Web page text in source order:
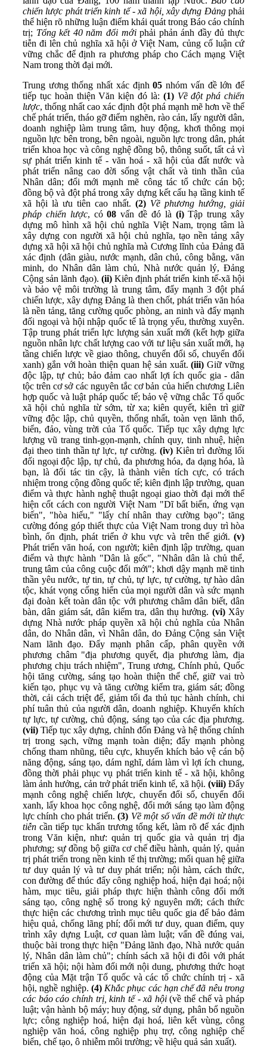
chiến lược phát triển kinh tế - xã hội, xây dựng Đảngphải
thể hiện rõ những luận điểm khái quát trong Báo cáo chính
trị; Tổng kết 40 năm đổi mớiphải phản ánh đầy đủ thực
tiễn đi lên chủ nghĩa xã hội ở Việt Nam, củng cố luận cứ
vững chắc để định ra phương pháp cho Cách mạng Việt
Nam trong thời đại mới.
Trung ương thống nhất xác định05 nhóm vấn đề lớn để
tiếp tục hoàn thiện Văn kiện đó là: (1) Về đột phá chiến
lược, thống nhất cao xác định đột phá mạnh mẽ hơn về thể
chế phát triển, tháo gỡ điểm nghẽn, rào cản, lấy người dân,
doanh nghiệp làm trung tâm, huy động, khơi thông mọi
nguồn lực bên trong, bên ngoài, nguồn lực trong dân, phát
triển khoa học và công nghệ đồng bộ, thông suốt, tất cả vì
sự phát triển kinh tế - văn hoá - xã hội của đất nước và
phát triển nâng cao đời sống vật chất và tinh thần của
Nhân dân; đổi mới mạnh mẽ công tác tổ chức cán bộ;
đồng bộ và đột phá trong xây dựng kết cấu hạ tầng kinh tế
xã hội là ưu tiên cao nhất. (2) Về phương hướng, giải
pháp chiến lược, có08vấn đề đó là (i)Tập trung xây
dựng mô hình xã hội chủ nghĩa Việt Nam, trọng tâm là
xây dựng con người xã hội chủ nghĩa, tạo nền tảng xây
dựng xã hội xã hội chủ nghĩa mà Cương lĩnh của Đảng đã
xác định (dân giàu, nước mạnh, dân chủ, công bằng, văn
minh, do Nhân dân làm chủ, Nhà nước quản lý, Đảng
Cộng sản lãnh đạo). (ii)Kiên định phát triển kinh tế-xã hội
và bảo vệ môi trường là trung tâm, đẩy mạnh 3 đột phá
chiến lược, xây dựng Đảng là then chốt, phát triển văn hóa
là nền tảng, tăng cường quốc phòng, an ninh và đẩy mạnh
đối ngoại và hội nhập quốc tế là trọng yếu, thường xuyên.
Tập trung phát triển lực lượng sản xuất mới (kết hợp giữa
nguồn nhân lực chất lượng cao với tư liệu sản xuất mới, hạ
tầng chiến lược về giao thông, chuyển đổi số, chuyển đổi
xanh) gắn với hoàn thiện quan hệ sản xuất.(iii) Giữ vững
độc lập, tự chủ; bảo đảm cao nhất lợi ích quốc gia - dân
tộc trên cơ sở các nguyên tắc cơ bản của hiến chương Liên
hợp quốc và luật pháp quốc tế; bảo vệ vững chắc Tổ quốc
xã hội chủ nghĩa từ sớm, từ xa; kiên quyết, kiên trì giữ
vững độc lập, chủ quyền, thống nhất, toàn vẹn lãnh thổ,
biển, đảo, vùng trời của Tổ quốc. Tiếp tục xây dựng lực
lượng vũ trang tinh-gọn-mạnh, chính quy, tinh nhuệ, hiện
đại theo tinh thần tự lực, tự cường. (iv)Kiên trì đường lối
đối ngoại độc lập, tự chủ, đa phương hóa, đa dạng hóa, là
bạn, là đối tác tin cậy, là thành viên tích cực, có trách
nhiệm trong cộng đồng quốc tế; kiên định lập trường, quan
điểm và thực hành nghệ thuật ngoại giao thời đại mới thể
hiện cốt cách con người Việt Nam "Dĩ bất biến, ứng vạn
biến", "hòa hiếu," "lấy chí nhân thay cường bạo"; tăng
cường đóng góp thiết thực của Việt Nam trong duy trì hòa
bình, ổn định, phát triển ở khu vực và trên thế giới. (v)
Phát triển văn hoá, con người; kiên định lập trường, quan
điểm và thực hành "Dân là gốc", "Nhân dân là chủ thể,
trung tâm của công cuộc đổi mới"; khơi dậy mạnh mẽ tinh
thần yêu nước, tự tin, tự chủ, tự lực, tự cường, tự hào dân
tộc, khát vọng cống hiến của mọi người dân và sức mạnh
đại đoàn kết toàn dân tộc với phương châm dân biết, dân
bàn, dân giám sát, dân kiểm tra, dân thụ hưởng. (vi)Xây
dựng Nhà nước pháp quyền xã hội chủ nghĩa của Nhân
dân, do Nhân dân, vì Nhân dân, do Ðảng Cộng sản Việt
Nam lãnh đạo. Đẩy mạnh phân cấp, phân quyền với
phương châm "địa phương quyết, địa phương làm, địa
phương chịu trách nhiệm", Trung ương, Chính phủ, Quốc
hội tăng cường, sáng tạo hoàn thiện thể chế, giữ vai trò
kiến tạo, phục vụ và tăng cường kiểm tra, giám sát; đồng
thời, cải cách triệt để, giảm tối đa thủ tục hành chính, chi
phí tuân thủ của người dân, doanh nghiệp. Khuyến khích
tự lực, tự cường, chủ động, sáng tạo của các địa phương.
(vii) Tiếp tục xây dựng, chỉnh đốn Đảng và hệ thống chính
trị trong sạch, vững mạnh toàn diện; đẩy mạnh phòng
chống tham nhũng, tiêu cực, khuyến khích bảo vệ cán bộ
năng động, sáng tạo, dám nghĩ, dám làm vì lợi ích chung,
đồng thời phải phục vụ phát triển kinh tế - xã hội, không
làm ảnh hưởng, cản trở phát triển kinh tế, xã hội. (viii) Đẩy
mạnh công nghệ chiến lược, chuyển đổi số, chuyển đổi
xanh, lấy khoa học công nghệ, đổi mới sáng tạo làm động
lực chính cho phát triển.(3) Về một số vấn đề mới từ thực
tiễn cần tiếp tục khẩn trương tổng kết, làm rõ để xác định
trong Văn kiện, như: quản trị quốc gia và quản trị địa
phương; sự đồng bộ giữa cơ chế điều hành, quản lý, quản
trị phát triển trong nền kinh tế thị trường; mối quan hệ giữa
tư duy quản lý và tư duy phát triển; nội hàm, cách thức,
con đường để thúc đẩy công nghiệp hoá, hiện đại hoá; nội
hàm, mục tiêu, giải pháp thực hiện thành công đổi mới
sáng tạo, công nghệ số trong kỷ nguyên mới; cách thức
thực hiện các chương trình mục tiêu quốc gia để bảo đảm
hiệu quả, chống lãng phí; đổi mới tư duy, quan điểm, quy
trình xây dựng Luật, cơ quan làm luật; vấn đề đúng vai,
thuộc bài trong thực hiện "Đảng lãnh đạo, Nhà nước quản
lý, Nhân dân làm chủ"; chính sách xã hội đi đôi với phát
triển xã hội; nội hàm đổi mới nội dung, phương thức hoạt
động của Mặt trận Tổ quốc và các tổ chức chính trị - xã
hội, nghề nghiệp. (4) Khắc phục các hạn chế đã nêu trong
các báo cáo chính trị, kinh tế - xã hội(về thể chế và pháp
luật; vận hành bộ máy; huy động, sử dụng, phân bổ nguồn
lực; công nghiệp hoá, hiện đại hoá, liên kết vùng, công
nghiệp văn hoá, công nghiệp phụ trợ, công nghiệp chế
biến, chế tạo, ô nhiễm môi trường; về hiệu quả sản xuất).